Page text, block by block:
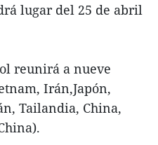
lugar del 25 de abril
reunirá a nueve
Irán,Japón,
Tailandia, China,